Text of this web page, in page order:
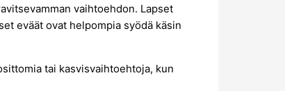
vaihtoehdon. Lapset
eväät ovat helpompia syödä käsin
tai kasvisvaihtoehtoja, kun